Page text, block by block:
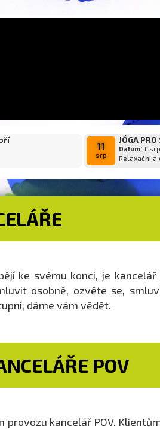
11
srp
JÓGA
Datum11.
Relaxační a
ke svému konci, je
osobně, ozvěte se,
dáme vám vědět.
POV
kancelář POV.